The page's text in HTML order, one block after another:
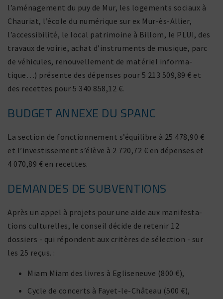
l’aménagement du puy de Mur, les loge­ments sociaux à
Chauriat, l’école du numé­rique sur ex Mur-ès-Allier,
l’accessibilité, le local patri­moine à Billom, le PLUI, des
travaux de voirie, achat d’instruments de musique, parc
de véhi­cules, renou­vel­le­ment de maté­riel infor­ma­
tique…) présente des dépenses pour 5 213 509,89 € et
des recettes pour 5 340 858,12 €.
BUDGET ANNEXE DU SPANC
La section de fonc­tion­ne­ment s’équilibre à 25 478,90 €
et l’investissement s’élève à 2 720,72 € en dépenses et
4 070,89 € en recettes.
DEMANDES DE SUBVENTIONS
Après un appel à projets pour une aide aux mani­fes­ta­
tions cultu­relles, le conseil décide de retenir 12
dossiers - qui répondent aux critères de sélec­tion - sur
les 25 reçus. :
Miam Miam des livres à Egliseneuve (800 €),
Cycle de concerts à Fayet-le-Château (500 €),